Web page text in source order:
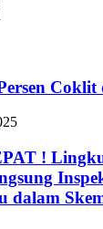
Coklit
!
dalam